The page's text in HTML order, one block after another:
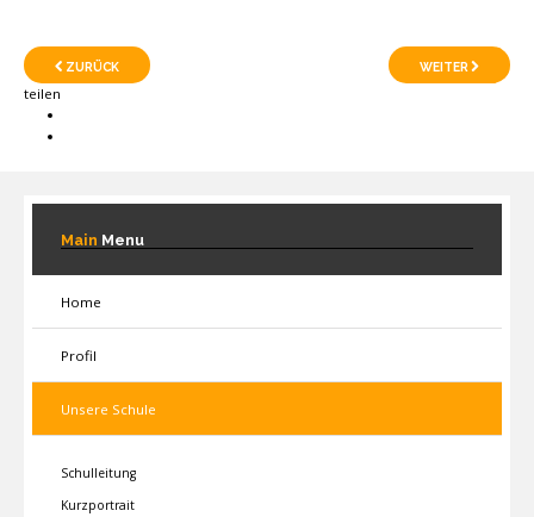
ZURÜCK WEITER
teilen
Main Menu
Home
Profil
Unsere Schule
Schulleitung
Kurzportrait